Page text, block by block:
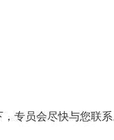
专员会尽快与您联系